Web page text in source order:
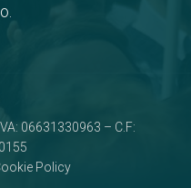
06631330963 – C.F:
Policy